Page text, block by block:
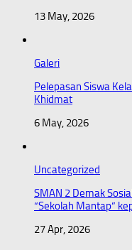
13 May, 2026
Galeri
Pelepasan Siswa
Khidmat
6 May, 2026
Uncategorized
SMAN 2 Demak
“Sekolah Mantap”
27 Apr, 2026